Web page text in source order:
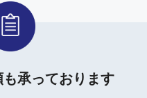
承っております